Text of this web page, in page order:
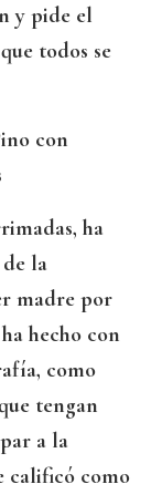
y pide el
todos se
con
ha
la
madre por
hecho con
como
tengan
a la
calificó como